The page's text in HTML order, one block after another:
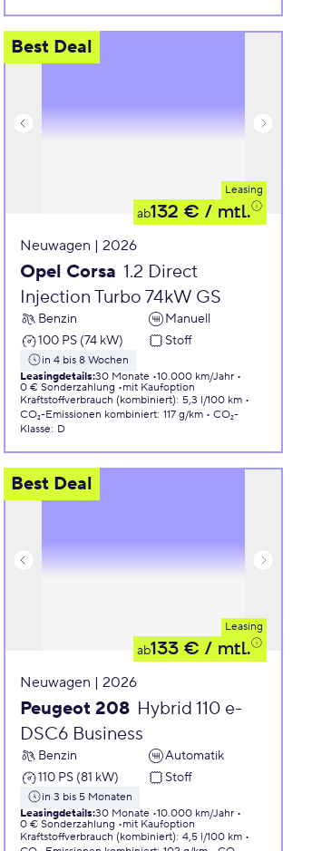
Best Deal
Leasing
ab132 € / mtl.
Neuwagen | 2026
Opel Corsa 1.2 Direct
Injection Turbo 74kW GS
Benzin
Manuell
100 PS (74 kW)
Stoff
in 4 bis 8 Wochen
Leasingdetails:30 Monate 10.000 km/Jahr
0 € Sonderzahlung
mit Kaufoption
Kraftstoffverbrauch (kombiniert): 5,3 l/100 km
CO₂-Emissionen kombiniert: 117 g/km
CO₂-
Klasse: D
Best Deal
Leasing
ab133 € / mtl.
Neuwagen | 2026
Peugeot 208 Hybrid 110 e-
DSC6 Business
Benzin
Automatik
110 PS (81 kW)
Stoff
in 3 bis 5 Monaten
Leasingdetails:30 Monate 10.000 km/Jahr
0 € Sonderzahlung
mit Kaufoption
Kraftstoffverbrauch (kombiniert): 4,5 l/100 km